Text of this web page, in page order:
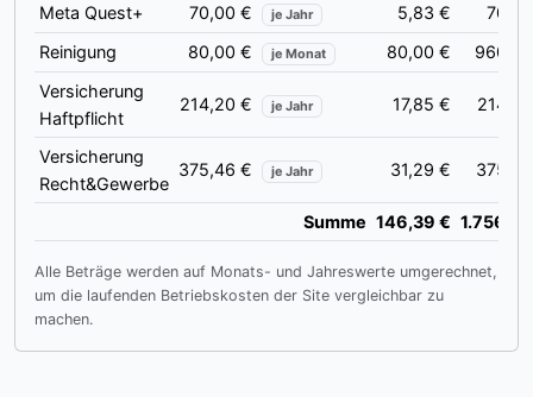
Meta Quest+ 70,00 € je Jahr 5,83 €
Reinigung
80,00 € je Monat 80,00 €
Versicherung
Haftpflicht
214,20 € je Jahr 17,85 €
Versicherung
Recht&Gewerbe
375,46 € je Jahr 31,29 €
Summe 146,39 €
Alle Beträge werden auf Monats- und Jahreswerte umgerechnet,
um die laufenden Betriebskosten der Site vergleichbar zu
machen.